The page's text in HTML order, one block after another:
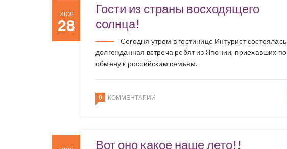
ИЮЛ
28
Гости из страны восходящего
солнца!
Сегодня утром в гостинице Интурист состоялась
долгожданная встреча ребят из Японии, приехавших по
обмену к российским семьям.
0 КОММЕНТАРИИ
Вот оно какое наше лето!!